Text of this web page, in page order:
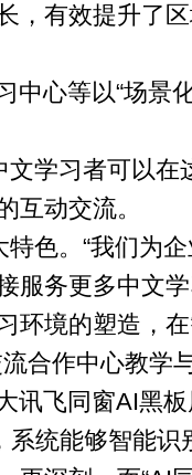
有效提升了区
心等以“场景
文学习者可以
互动交流。
色。“我们为
服务更多中文
环境的塑造，
合作中心教学
飞同窗AI黑
系统能够智能